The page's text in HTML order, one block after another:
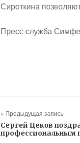
Сироткина
Пресс-служба
« Предыдущая запись
Сергей Цеков
профессиональным